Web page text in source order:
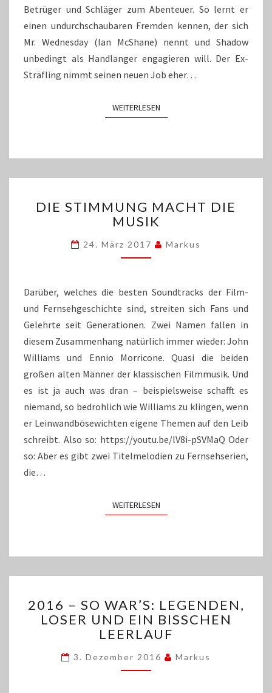
Betrüger und Schläger zum Abenteuer. So lernt er
einen undurchschaubaren Fremden kennen, der sich
Mr. Wednesday (Ian McShane) nennt und Shadow
unbedingt als Handlanger engagieren will. Der Ex-
Sträfling nimmt seinen neuen Job eher…
WEITERLESENWEITERLESEN
STIMMUNG
MACHT
MUSIK
DIE STIMMUNG MACHT DIE
MUSIK
24. März 2017 Markus
Darüber, welches die besten Soundtracks der Film-
und Fernsehgeschichte sind, streiten sich Fans und
Gelehrte seit Generationen. Zwei Namen fallen in
diesem Zusammenhang natürlich immer wieder: John
Williams und Ennio Morricone. Quasi die beiden
großen alten Männer der klassischen Filmmusik. Und
es ist ja auch was dran – beispielsweise schafft es
niemand, so bedrohlich wie Williams zu klingen, wenn
er Leinwandbösewichten eigene Themen auf den Leib
schreibt. Also so: https://youtu.be/lV8i-pSVMaQ Oder
so: Aber es gibt zwei Titelmelodien zu Fernsehserien,
die…
WEITERLESENWEITERLESEN
–
SO
WAR’S:
LOSER
UND
2016 – SO WAR’S: LEGENDEN,
LOSER UND EIN BISSCHEN
LEERLAUF
3. Dezember 2016 Markus